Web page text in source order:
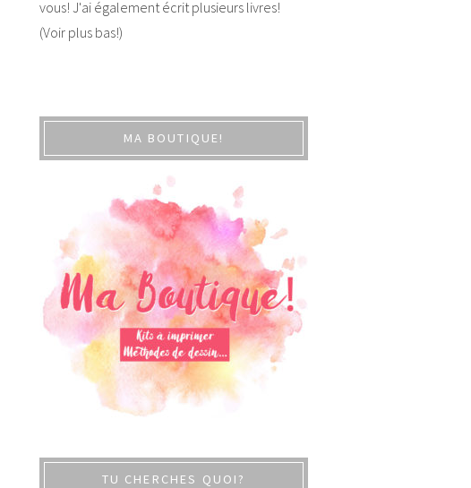
vous! J'ai également écrit plusieurs livres!
(Voir plus bas!)
MA BOUTIQUE!
TU CHERCHES QUOI?